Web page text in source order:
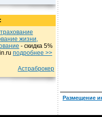
жизни,
- cкидка 5%
подробнеe >>
Астраброкер
Размещение